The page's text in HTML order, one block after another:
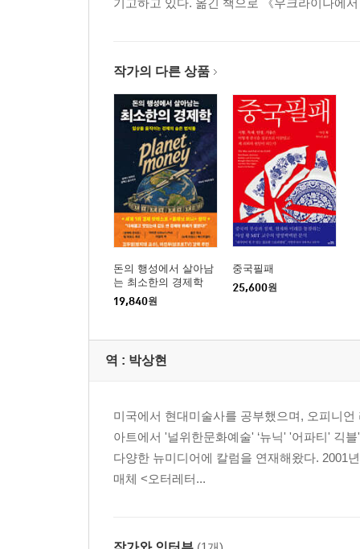
작가의 다른 상품
돈의 행성에서 살아남
는 최소한의 경제학
19,840원
중국필패
25,600원
역 : 박상현
미국에서 현대미술사를 공부했으며, 오피니
아트에서 '널위한문화예술' ‘뉴닉' '어파티' 긱
다양한 뉴미디어에 칼럼을 연재해왔다. 2001
매체 <오터레터...